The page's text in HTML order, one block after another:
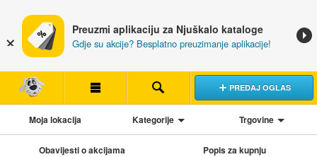
Preuzmi aplikaciju za Njuškalo kataloge
Gdje su akcije? Besplatno preuzimanje aplikacije!
PREDAJ OGLAS
Moja lokacija Kategorije Trgovine
Obavijesti o akcijama Popis za kupnju